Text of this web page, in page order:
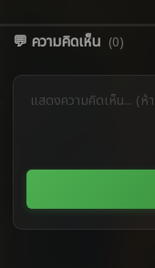
💬 ความคิดเห็น (0)